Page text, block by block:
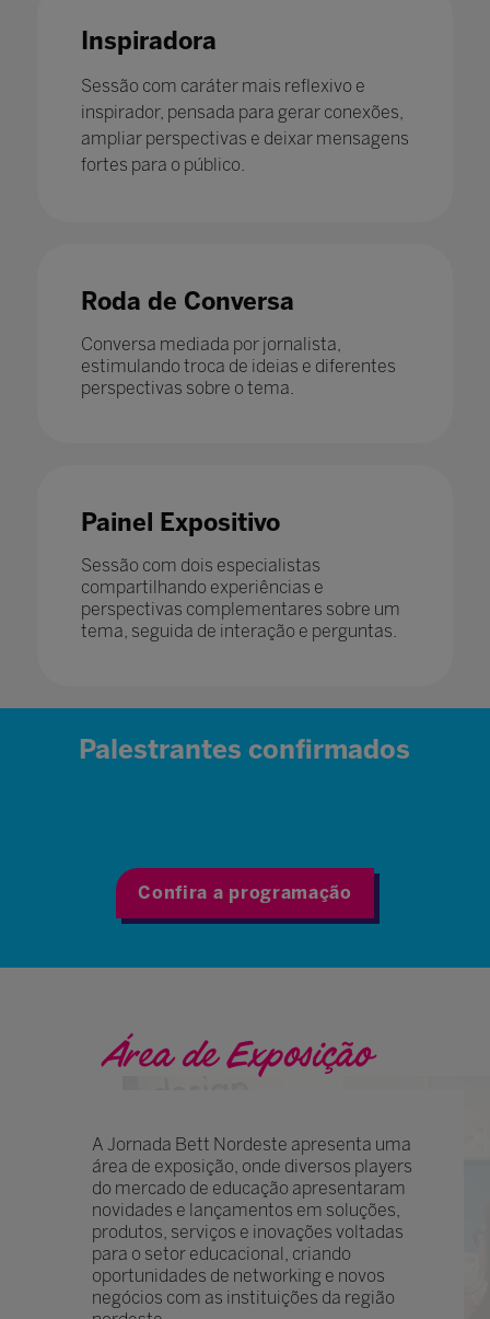
Inspiradora
Sessão com caráter mais reflexivo e
inspirador, pensada para gerar conexões,
ampliar perspectivas e deixar mensagens
fortes para o público.
Roda de Conversa
Conversa mediada por jornalista,
estimulando troca de ideias e diferentes
perspectivas sobre o tema.
Painel Expositivo
Sessão com dois especialistas
compartilhando experiências e
perspectivas complementares sobre um
tema, seguida de interação e perguntas.
Palestrantes confirmados
Confira a programação
Área de Exposição
A Jornada Bett Nordeste apresenta uma
área de exposição, onde diversos players
do mercado de educação apresentaram
novidades e lançamentos em soluções,
produtos, serviços e inovações voltadas
para o setor educacional, criando
oportunidades de networking e novos
negócios com as instituições da região